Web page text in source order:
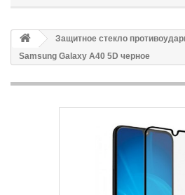
Защитное стекло
Samsung Galaxy A40 5D черное